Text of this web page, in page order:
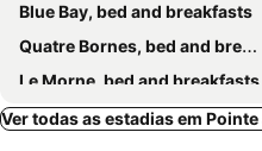
Blue Bay, bed and breakfasts
Quatre Bornes, bed and breakfasts
Le Morne, bed and breakfasts
Chamarel, bed and breakfasts
Ver todas as estadias em